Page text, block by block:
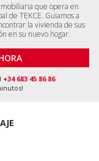
que opera en
de TEKCE. Guiamos a
la vivienda de sus
en su nuevo hogar.
+34 683 45 86 86